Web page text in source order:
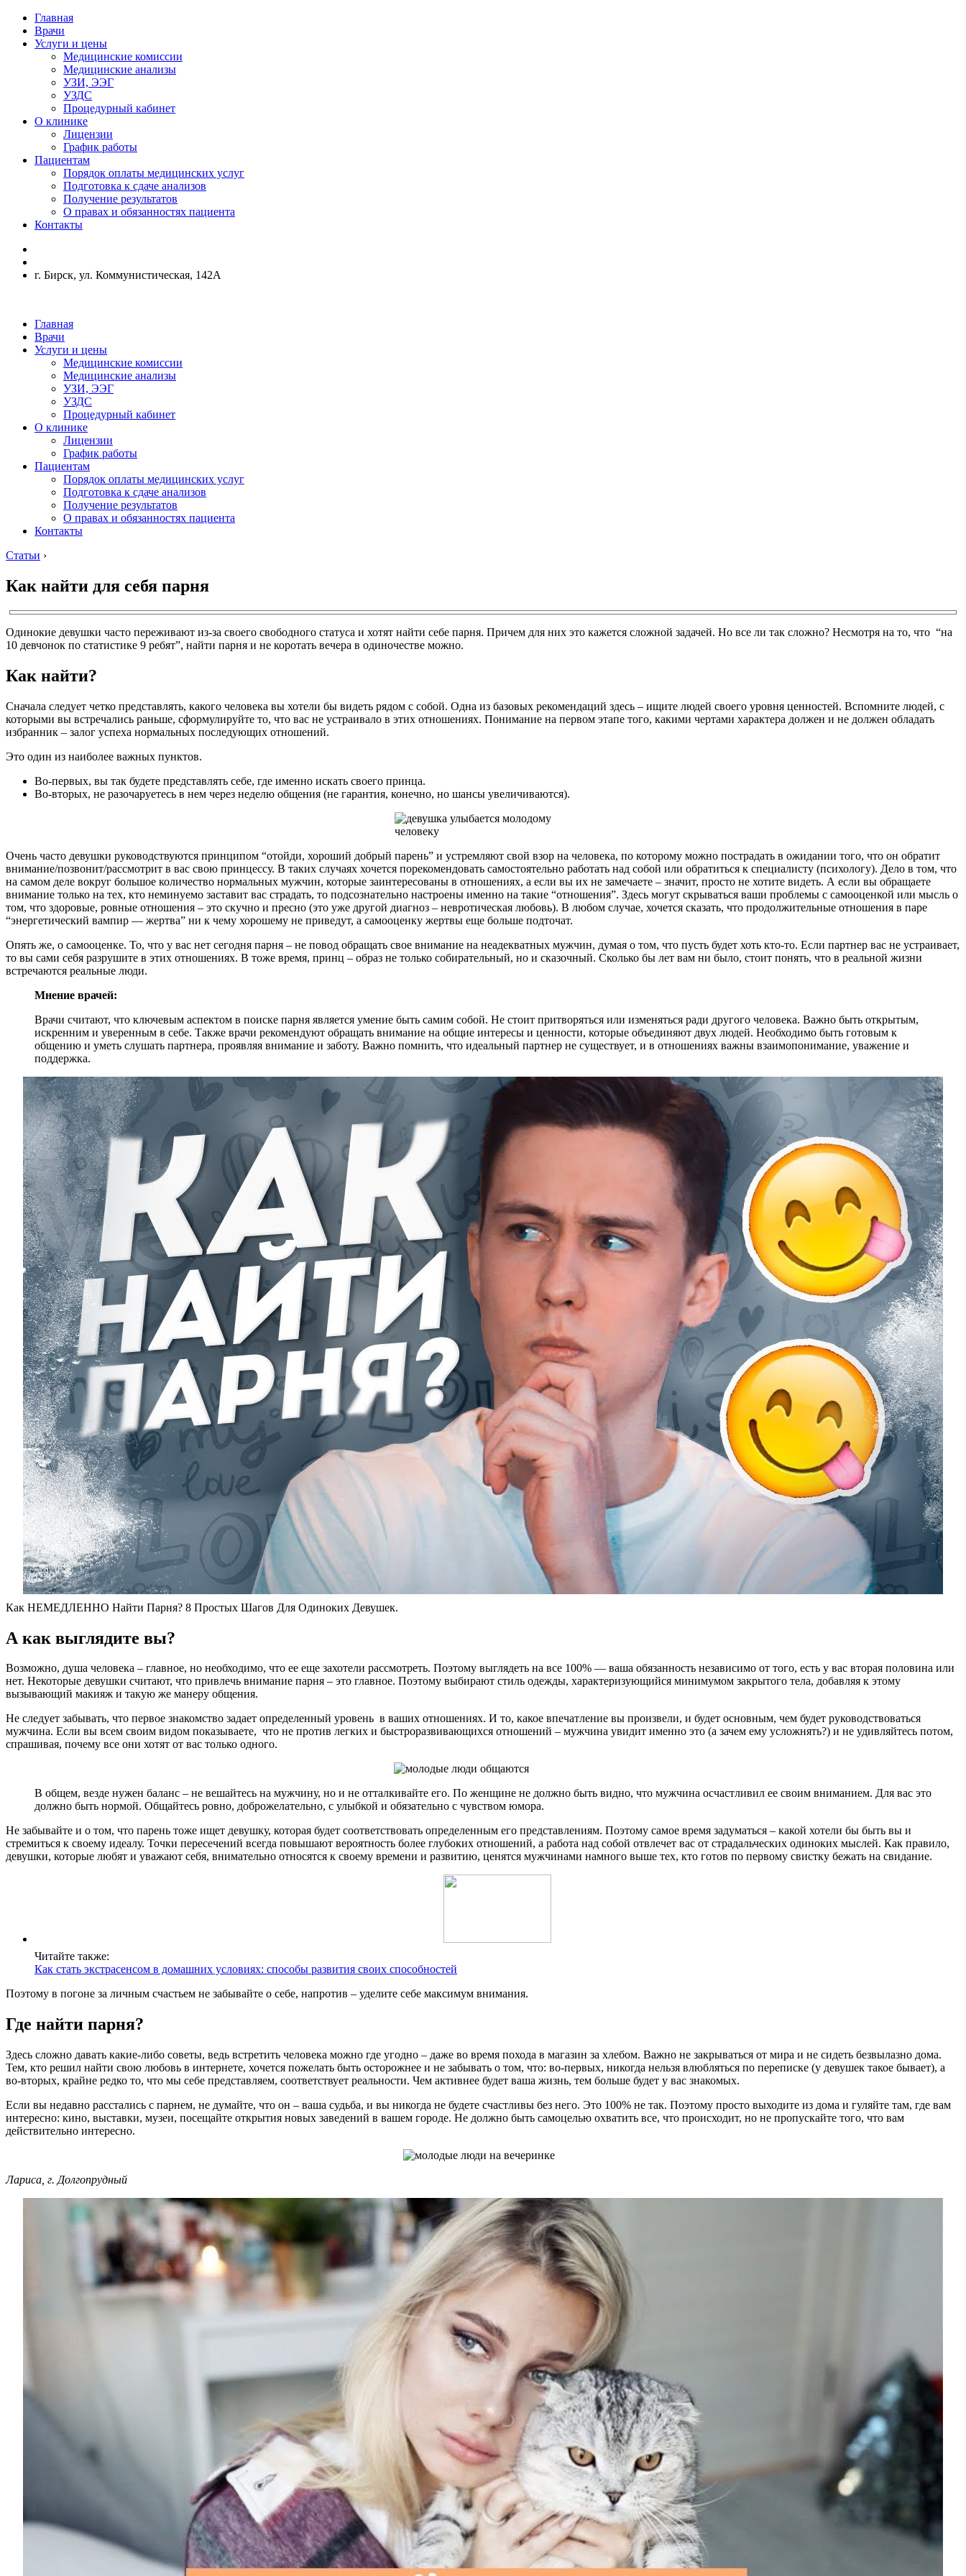
Главная
Врачи
Услуги и цены
Медицинские комиссии
Медицинские анализы
УЗИ, ЭЭГ
УЗДС
Процедурный кабинет
О клинике
Лицензии
График работы
Пациентам
Порядок оплаты медицинских услуг
Подготовка к сдаче анализов
Получение результатов
О правах и обязанностях пациента
Контакты
г. Бирск, ул. Коммунистическая, 142А
Главная
Врачи
Услуги и цены
Медицинские комиссии
Медицинские анализы
УЗИ, ЭЭГ
УЗДС
Процедурный кабинет
О клинике
Лицензии
График работы
Пациентам
Порядок оплаты медицинских услуг
Подготовка к сдаче анализов
Получение результатов
О правах и обязанностях пациента
Контакты
Статьи ›
Как найти для себя парня
Одинокие девушки часто переживают из-за своего свободного статуса и хотят найти себе парня. Причем для них это кажется сложной задачей. Но все ли так сложно? Несмотря на то, что “на
10 девчонок по статистике 9 ребят”, найти парня и не коротать вечера в одиночестве можно.
Как найти?
Сначала следует четко представлять, какого человека вы хотели бы видеть рядом с собой. Одна из базовых рекомендаций здесь – ищите людей своего уровня ценностей. Вспомните людей, с
которыми вы встречались раньше, сформулируйте то, что вас не устраивало в этих отношениях. Понимание на первом этапе того, какими чертами характера должен и не должен обладать
избранник – залог успеха нормальных последующих отношений.
Это один из наиболее важных пунктов.
Во-первых, вы так будете представлять себе, где именно искать своего принца.
Во-вторых, не разочаруетесь в нем через неделю общения (не гарантия, конечно, но шансы увеличиваются).
Очень часто девушки руководствуются принципом “отойди, хороший добрый парень” и устремляют свой взор на человека, по которому можно пострадать в ожидании того, что он обратит
внимание/позвонит/рассмотрит в вас свою принцессу. В таких случаях хочется порекомендовать самостоятельно работать над собой или обратиться к специалисту (психологу). Дело в том, что
на самом деле вокруг большое количество нормальных мужчин, которые заинтересованы в отношениях, а если вы их не замечаете – значит, просто не хотите видеть. А если вы обращаете
внимание только на тех, кто неминуемо заставит вас страдать, то подсознательно настроены именно на такие “отношения”. Здесь могут скрываться ваши проблемы с самооценкой или мысль о
том, что здоровые, ровные отношения – это скучно и пресно (это уже другой диагноз – невротическая любовь). В любом случае, хочется сказать, что продолжительные отношения в паре
“энергетический вампир — жертва” ни к чему хорошему не приведут, а самооценку жертвы еще больше подточат.
Опять же, о самооценке. То, что у вас нет сегодня парня – не повод обращать свое внимание на неадекватных мужчин, думая о том, что пусть будет хоть кто-то. Если партнер вас не устраивает,
то вы сами себя разрушите в этих отношениях. В тоже время, принц – образ не только собирательный, но и сказочный. Сколько бы лет вам ни было, стоит понять, что в реальной жизни
встречаются реальные люди.
Мнение врачей:
Врачи считают, что ключевым аспектом в поиске парня является умение быть самим собой. Не стоит притворяться или изменяться ради другого человека. Важно быть открытым,
искренним и уверенным в себе. Также врачи рекомендуют обращать внимание на общие интересы и ценности, которые объединяют двух людей. Необходимо быть готовым к
общению и уметь слушать партнера, проявляя внимание и заботу. Важно помнить, что идеальный партнер не существует, и в отношениях важны взаимопонимание, уважение и
поддержка.
Как НЕМЕДЛЕННО Найти Парня? 8 Простых Шагов Для Одиноких Девушек.
А как выглядите вы?
Возможно, душа человека – главное, но необходимо, что ее еще захотели рассмотреть. Поэтому выглядеть на все 100% — ваша обязанность независимо от того, есть у вас вторая половина или
нет. Некоторые девушки считают, что привлечь внимание парня – это главное. Поэтому выбирают стиль одежды, характеризующийся минимумом закрытого тела, добавляя к этому
вызывающий макияж и такую же манеру общения.
Не следует забывать, что первое знакомство задает определенный уровень в ваших отношениях. И то, какое впечатление вы произвели, и будет основным, чем будет руководствоваться
мужчина. Если вы всем своим видом показываете, что не против легких и быстроразвивающихся отношений – мужчина увидит именно это (а зачем ему усложнять?) и не удивляйтесь потом,
спрашивая, почему все они хотят от вас только одного.
В общем, везде нужен баланс – не вешайтесь на мужчину, но и не отталкивайте его. По женщине не должно быть видно, что мужчина осчастливил ее своим вниманием. Для вас это
должно быть нормой. Общайтесь ровно, доброжелательно, с улыбкой и обязательно с чувством юмора.
Не забывайте и о том, что парень тоже ищет девушку, которая будет соответствовать определенным его представлениям. Поэтому самое время задуматься – какой хотели бы быть вы и
стремиться к своему идеалу. Точки пересечений всегда повышают вероятность более глубоких отношений, а работа над собой отвлечет вас от страдальческих одиноких мыслей. Как правило,
девушки, которые любят и уважают себя, внимательно относятся к своему времени и развитию, ценятся мужчинами намного выше тех, кто готов по первому свистку бежать на свидание.
Читайте также:
Как стать экстрасенсом в домашних условиях: способы развития своих способностей
Поэтому в погоне за личным счастьем не забывайте о себе, напротив – уделите себе максимум внимания.
Где найти парня?
Здесь сложно давать какие-либо советы, ведь встретить человека можно где угодно – даже во время похода в магазин за хлебом. Важно не закрываться от мира и не сидеть безвылазно дома.
Тем, кто решил найти свою любовь в интернете, хочется пожелать быть осторожнее и не забывать о том, что: во-первых, никогда нельзя влюбляться по переписке (у девушек такое бывает), а
во-вторых, крайне редко то, что мы себе представляем, соответствует реальности. Чем активнее будет ваша жизнь, тем больше будет у вас знакомых.
Если вы недавно расстались с парнем, не думайте, что он – ваша судьба, и вы никогда не будете счастливы без него. Это 100% не так. Поэтому просто выходите из дома и гуляйте там, где вам
интересно: кино, выставки, музеи, посещайте открытия новых заведений в вашем городе. Не должно быть самоцелью охватить все, что происходит, но не пропускайте того, что вам
действительно интересно.
Лариса, г. Долгопрудный